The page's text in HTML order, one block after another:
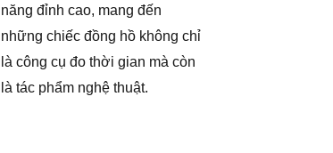
năng đỉnh cao, mang đến
những chiếc đồng hồ không chỉ
là công cụ đo thời gian mà còn
là tác phẩm nghệ thuật.